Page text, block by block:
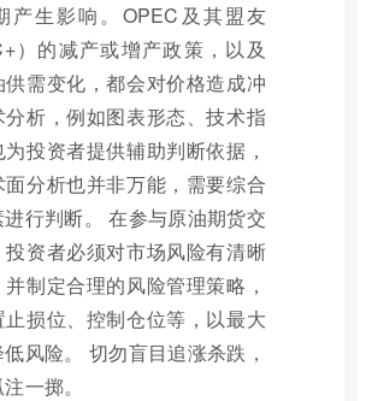
产生影响。OPEC及其盟友
）的减产或增产政策，以及
需变化，都会对价格造成冲
析，例如图表形态、技术指
投资者提供辅助判断依据，
分析也并非万能，需要综合
行判断。 在参与原油期货交
投资者必须对市场风险有清晰
制定合理的风险管理策略，
损位、控制仓位等，以最大
风险。 切勿盲目追涨杀跌，
一掷。